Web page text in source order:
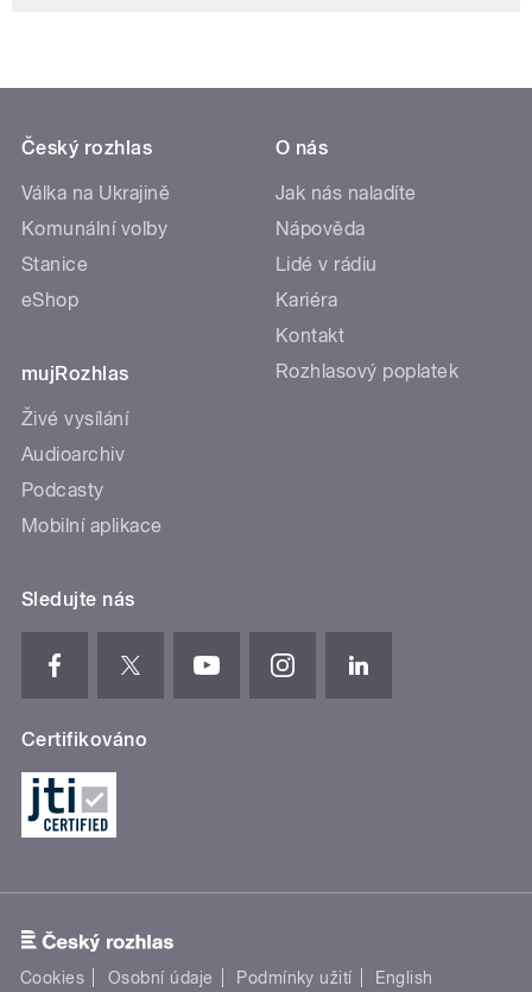
Český rozhlas
Válka na Ukrajině
Komunální volby
Stanice
eShop
mujRozhlas
Živé vysílání
Audioarchiv
Podcasty
Mobilní aplikace
O nás
Jak nás naladíte
Nápověda
Lidé v rádiu
Kariéra
Kontakt
Rozhlasový poplatek
Sledujte nás
Certifikováno
Cookies Osobní údaje Podmínky užití English